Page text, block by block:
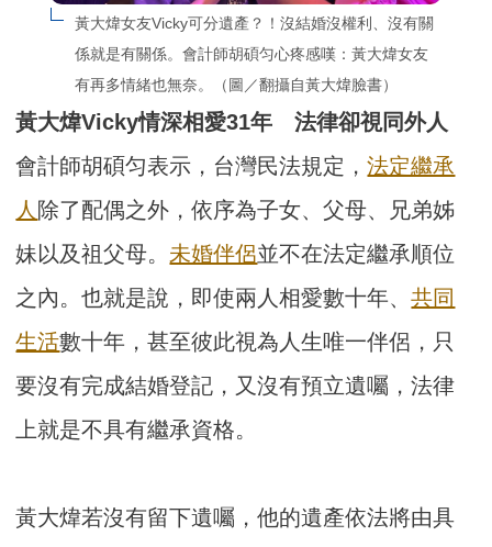
黃大煒女友Vicky可分遺產？！沒結婚沒權利、沒有關
係就是有關係。會計師胡碩匀心疼感嘆：黃大煒女友
有再多情緒也無奈。（圖／翻攝自黃大煒臉書）
黃大煒Vicky情深相愛31年 法律卻視同外人
會計師胡碩匀表示，台灣民法規定，法定繼承
人 除了配偶之外，依序為子女、父母、兄弟姊
妹以及祖父母。 未婚伴侶並不在法定繼承順位
之內。也就是說，即使兩人相愛數十年、共同
生活數十年，甚至彼此視為人生唯一伴侶，只
要沒有完成結婚登記，又沒有預立遺囑，法律
上就是不具有繼承資格。
黃大煒若沒有留下遺囑，他的遺產依法將由具